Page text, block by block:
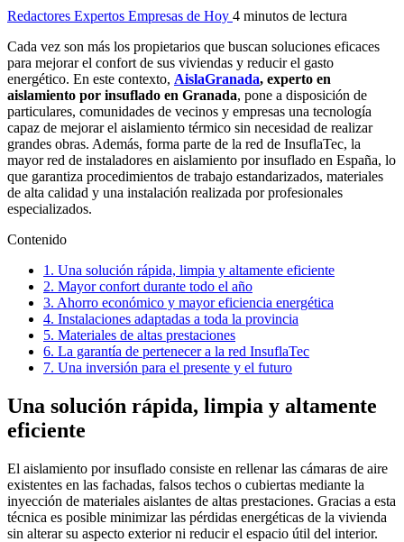
Redactores Expertos Empresas de Hoy 4 minutos de lectura
Cada vez son más los propietarios que buscan soluciones eficaces
para mejorar el confort de sus viviendas y reducir el gasto
energético. En este contexto, AislaGranada, experto en
aislamiento por insuflado en Granada, pone a disposición de
particulares, comunidades de vecinos y empresas una tecnología
capaz de mejorar el aislamiento térmico sin necesidad de realizar
grandes obras. Además, forma parte de la red de InsuflaTec, la
mayor red de instaladores en aislamiento por insuflado en España, lo
que garantiza procedimientos de trabajo estandarizados, materiales
de alta calidad y una instalación realizada por profesionales
especializados.
Contenido
1. Una solución rápida, limpia y altamente eficiente
2. Mayor confort durante todo el año
3. Ahorro económico y mayor eficiencia energética
4. Instalaciones adaptadas a toda la provincia
5. Materiales de altas prestaciones
6. La garantía de pertenecer a la red InsuflaTec
7. Una inversión para el presente y el futuro
Una solución rápida, limpia y altamente
eficiente
El aislamiento por insuflado consiste en rellenar las cámaras de aire
existentes en las fachadas, falsos techos o cubiertas mediante la
inyección de materiales aislantes de altas prestaciones. Gracias a esta
técnica es posible minimizar las pérdidas energéticas de la vivienda
sin alterar su aspecto exterior ni reducir el espacio útil del interior.